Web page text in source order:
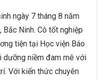
ngày 7 tháng 8 năm
Bắc Ninh. Cô tốt nghiệp
tiện tại Học viện Báo
dưỡng niềm đam mê với
Với kiến thức chuyên